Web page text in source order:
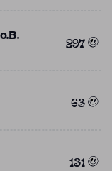
297
63
131